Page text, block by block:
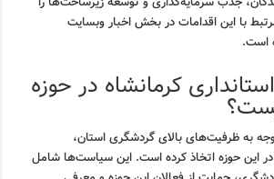
با این اقدامات در بخش اخبار وبسایت
است.
کرمانشاه در حوزه
به ظرفیت‌های بالای گردشگری استان،
این حوزه اتخاذ کرده است. این سیاست‌ها شامل